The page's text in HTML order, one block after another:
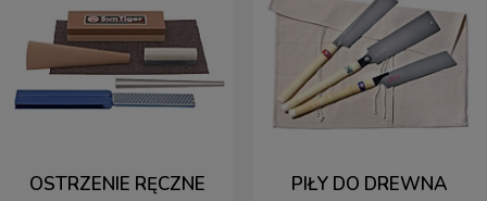
OSTRZENIE RĘCZNE PIŁY DO DREWNA